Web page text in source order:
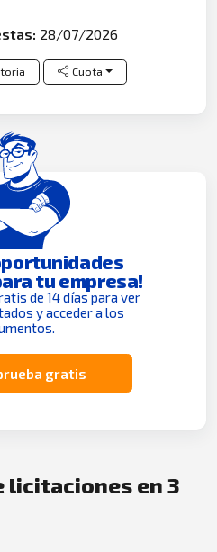
28/07/2026
Cuota
tu empresa!
de 14 días para ver
y acceder a los
gratis
en 3